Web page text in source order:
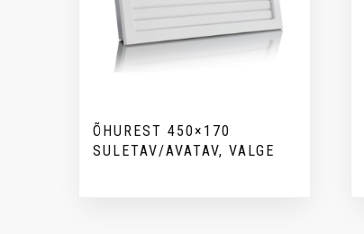
ÕHUREST 450×170
SULETAV/AVATAV, VALGE